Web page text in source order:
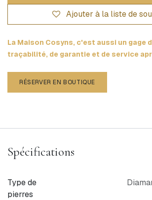
Ajouter à la liste de
La Maison Cosyns, c'est aussi un gage
traçabilité, de garantie et de service
RÉSERVER EN BOUTIQUE
Spécifications
Type de
pierres